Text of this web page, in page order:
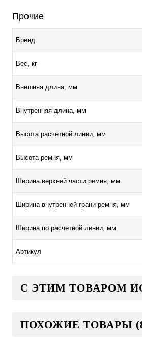
Прочие
Бренд
Вес, кг
Внешняя длина, мм
Внутренняя длина, мм
Высота расчетной линии, мм
Высота ремня, мм
Ширина верхней части ремня, мм
Ширина внутренней грани ремня, мм
Ширина по расчетной линии, мм
Артикул
C ЭТИМ ТОВАРОМ
ПОХОЖИЕ ТОВАРЫ